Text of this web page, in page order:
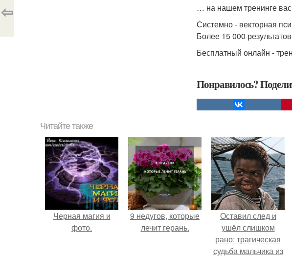
… на нашем тренинге
Системно - векторная
Более 15 000
Бесплатный онлайн -
Понравилось?
⇦
Читайте также
Черная магия и
фото.
9 недугов, которые
лечит герань.
Оставил след и
ушёл слишком
рано: трагическая
судьба мальчика из